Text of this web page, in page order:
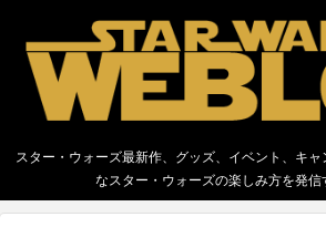
スター・ウォーズ最新作、グッズ、イベント、キ
なスター・ウォーズの楽しみ方を発信